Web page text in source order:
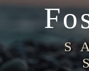
SANDRINE